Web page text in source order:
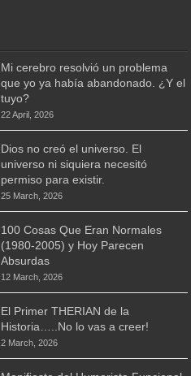
Mi cerebro resolvió un problema
que yo ya había abandonado. ¿Y el
tuyo?
22 April, 2026
Dios no creó el universo. El
universo ni siquiera necesitó
permiso para existir.
25 March, 2026
100 Cosas Que Eran Normales
(1980-2005) y Hoy Parecen
Absurdas
12 March, 2026
El Primer THERIAN de la
Historia…..No lo vas a creer!
2 March, 2026